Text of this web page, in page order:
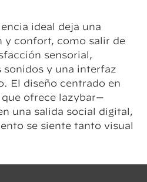
ideal deja una
y confort, como salir de
sensorial,
sonidos y una interfaz
El diseño centrado en
ofrece lazybar—
una salida social digital,
se siente tanto visual